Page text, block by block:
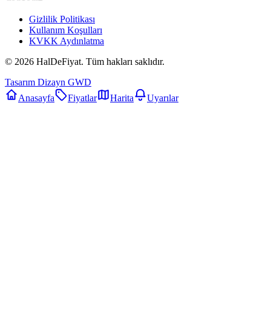
Gizlilik Politikası
Kullanım Koşulları
KVKK Aydınlatma
© 2026 HalDeFiyat. Tüm hakları saklıdır.
Tasarım Dizayn GWD
Anasayfa
Fiyatlar Harita Uyarılar